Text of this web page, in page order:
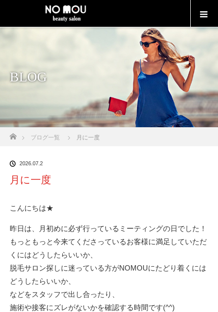
BLOG
ブログ一覧 月に一度
2026.07.2
月に一度
こんにちは★
昨日は、月初めに必ず行っているミーティングの日でした！
もっともっと今来てくださっているお客様に満足していただ
くにはどうしたらいいか、
脱毛サロン探しに迷っている方がNOMOUにたどり着くには
どうしたらいいか、
などをスタッフで出し合ったり、
施術や接客にズレがないかを確認する時間です(^^)